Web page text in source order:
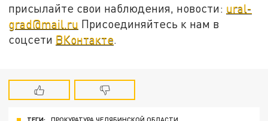
присылайте свои наблюдения, новости: ural-
grad@mail.ru Присоединяйтесь к нам в
соцсети ВКонтакте.